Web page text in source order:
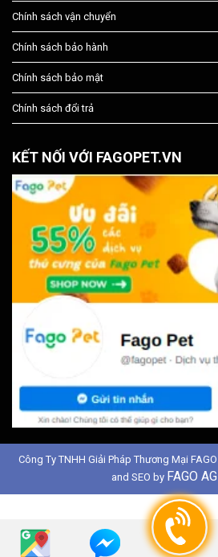
Chính sách vận chuyển
Chính sách bảo hành
Chính sách bảo mật
Chính sách đổi trả
KẾT NỐI VỚI FAGOPET.VN
Công Ty TNHH Giải Pháp Thương Mại
and SEO by FAGO